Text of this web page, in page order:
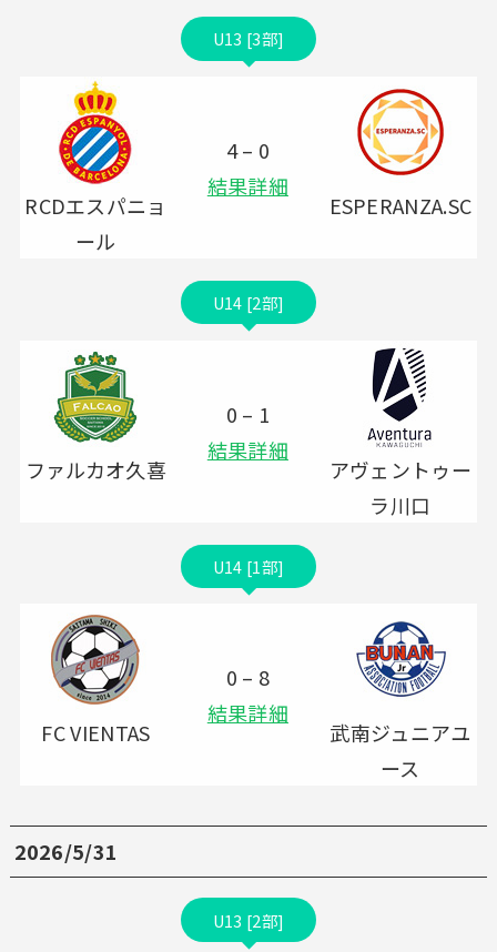
U13 [3部]
RCDエスパニョ
ール
4 – 0
結果詳細
ESPERANZA.SC
U14 [2部]
ファルカオ久喜
0 – 1
結果詳細
アヴェントゥー
ラ川口
U14 [1部]
FC VIENTAS
0 – 8
結果詳細
武南ジュニアユ
ース
2026/5/31
U13 [2部]